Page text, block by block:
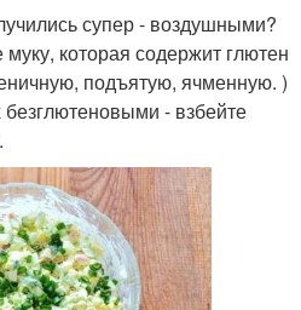
супер - воздушными?
которая содержит глютен
подъятую, ячменную. )
безглютеновыми - взбейте